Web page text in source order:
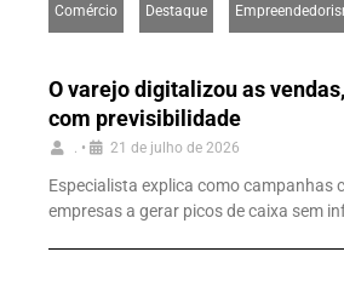
Comércio Destaque
O varejo digitalizou as
com previsibilidade
• 21 de julho de 2026
Especialista explica como campanhas
empresas a gerar picos de caixa sem